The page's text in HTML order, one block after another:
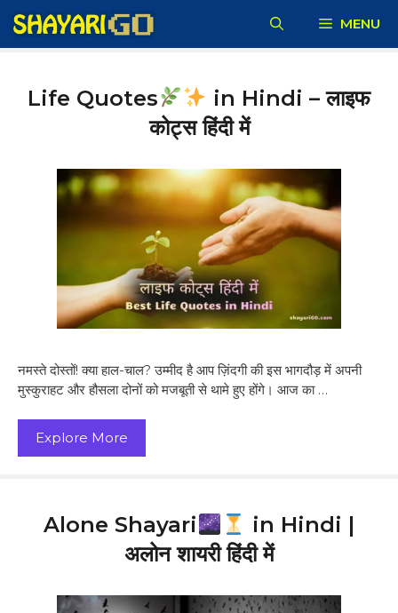
to
content
MENU
Life Quotes
in Hindi – लाइफ
कोट्स हिंदी में
नमस्ते दोस्तों! क्या हाल-चाल? उम्मीद है आप ज़िंदगी की इस भागदौड़ में अपनी
मुस्कुराहट और हौसला दोनों को मजबूती से थामे हुए होंगे। आज का …
Explore More
Alone Shayari
in Hindi |
अलोन शायरी हिंदी में